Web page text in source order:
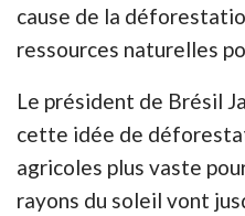
cause de la
ressources naturelles
Le président de Brésil
cette idée de
agricoles plus vaste
rayons du soleil vont